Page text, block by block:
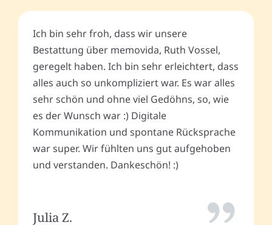
Ich bin sehr froh, dass wir unsere
Bestattung über memovida, Ruth Vossel,
geregelt haben. Ich bin sehr erleichtert, dass
alles auch so unkompliziert war. Es war alles
sehr schön und ohne viel Gedöhns, so, wie
es der Wunsch war :) Digitale
Kommunikation und spontane Rücksprache
war super. Wir fühlten uns gut aufgehoben
und verstanden. Dankeschön! :)
Julia Z.